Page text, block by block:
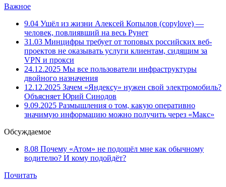
Важное
9.04 Ушёл из жизни Алексей Копылов (copylove) —
человек, повлиявший на весь Рунет
31.03 Минцифры требует от топовых российских веб-
проектов не оказывать услуги клиентам, сидящим за
VPN и прокси
24.12.2025 Мы все пользователи инфраструктуры
двойного назначения
12.12.2025 Зачем «Яндексу» нужен свой электромобиль?
Объясняет Юрий Синодов
9.09.2025 Размышления о том, какую оперативно
значимую информацию можно получить через «Макс»
Обсуждаемое
8.08 Почему «Атом» не подошёл мне как обычному
водителю? И кому подойдёт?
Почитать